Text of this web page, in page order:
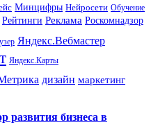
Минцифры Нейросети Обучение
Рейтинги Реклама Роскомнадзор
Яндекс.Вебмастер
Яндекс.Карты
дизайн маркетинг
развития бизнеса в